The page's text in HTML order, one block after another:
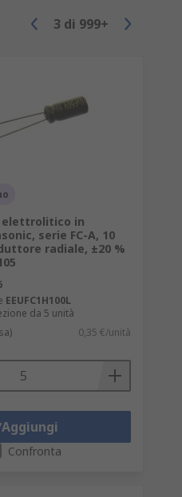
3 di 999+
elettrolitico in
serie FC-A, 10
radiale, ±20 %
EEUFC1H100L
da 5 unità
0,35 €/unità
Aggiungi
Confronta